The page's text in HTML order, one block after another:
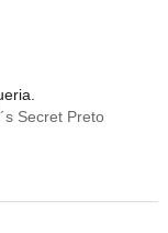
Secret Preto